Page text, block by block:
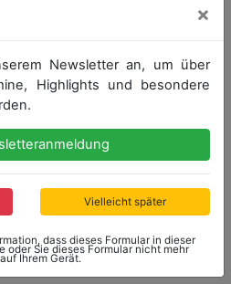
handsignierter Brief von
hier geht es
Alfa Romeo Fahrzeuge
den Alfa Romeo
zu
auf Amilcar und
×
Newsletter an, um über
Highlights und besondere
Vielleicht später
dass dieses Formular in dieser
oder Sie dieses Formular nicht mehr
Ihrem Gerät.